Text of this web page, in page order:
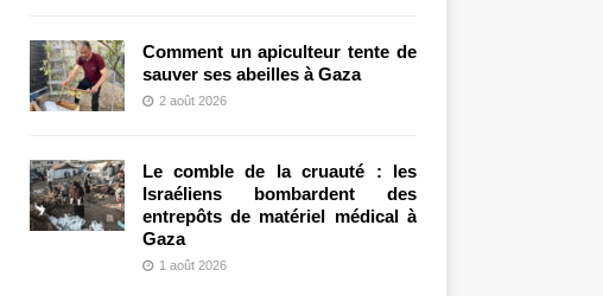
Comment un apiculteur tente de
sauver ses abeilles à Gaza
2 août 2026
Le comble de la cruauté : les
Israéliens bombardent des
entrepôts de matériel médical à
Gaza
1 août 2026